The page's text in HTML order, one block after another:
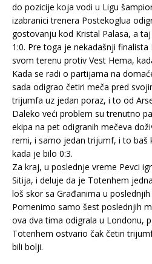
do pozicije koja vodi u Ligu
izabranici trenera Postekoglua
gostovanju kod Kristal Palasa, a
1:0. Pre toga je nekadašnji
svom terenu protiv Vest Hema,
Kada se radi o partijama na
sada odigrao četiri meča pred
trijumfa uz jedan poraz, i to od
Daleko veći problem su trenutno
ekipa na pet odigranih mečeva
remi, i samo jedan trijumf, i to baš
kada je bilo 0:3.
Za kraj, u poslednje vreme Pevci
Sitija, i deluje da je Totenhem
loš skor sa Građanima u
Pomenimo samo šest poslednjih
ova dva tima odigrala u Londonu,
Totenhem ostvario čak četiri
bili bolji.